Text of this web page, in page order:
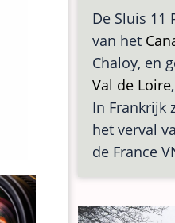
De Sluis 11
van het
Chaloy, en
Val de Loire
In Frankrijk
het verval
de France